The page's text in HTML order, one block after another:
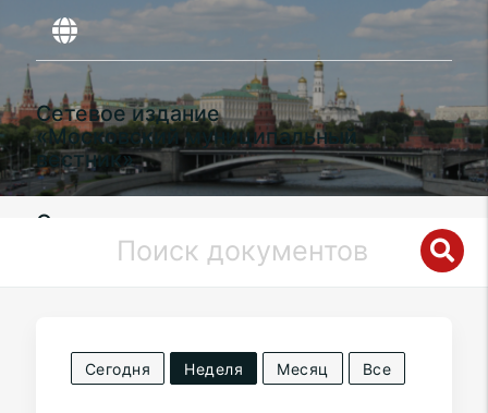
Сетевое издание
«Московский муниципальный
вестник»
Органы местного самоуправления
муниципального округа
Филимонковскийв городе Москве
Сегодня Неделя Месяц Все